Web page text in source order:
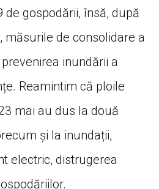
gospodării, însă, după
de consolidare a
inundării a
Reamintim că ploile
mai au dus la două
și la inundații,
electric, distrugerea